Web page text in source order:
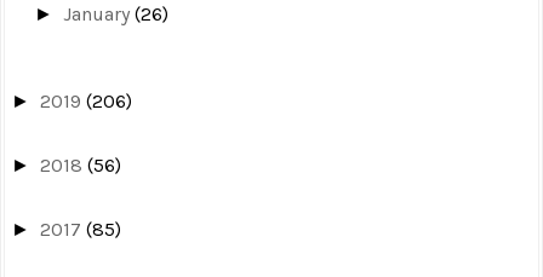
►January(26)
► 2019 (206)
► 2018 (56)
► 2017 (85)